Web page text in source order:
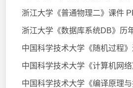
浙江大学《普通物理二》课件
浙江大学《数据库系统DB》历
中国科学技术大学《随机过程
中国科学技术大学《计算机网
中国科学技术大学《编译原理